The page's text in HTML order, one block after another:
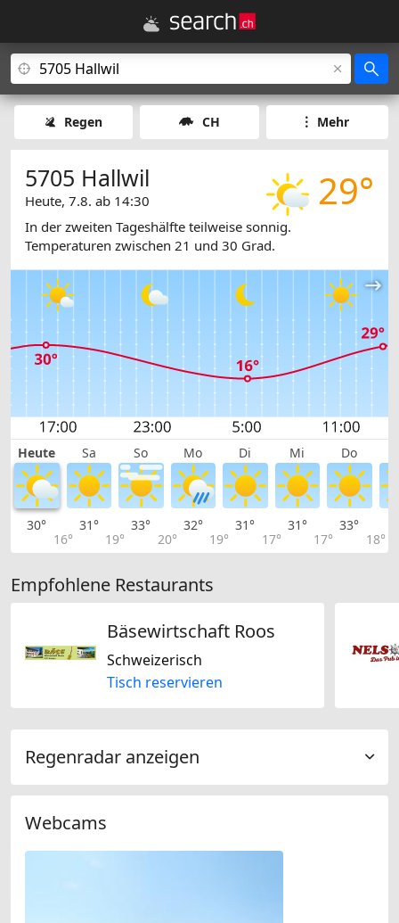
Regen CH Mehr
29°
5705 Hallwil
Heute, 7.8. ab 14:30
In der zweiten Tageshälfte teilweise sonnig.
Temperaturen zwischen 21 und 30 Grad.
Heute Sa So Mo Di Mi Do
30°
16°
31°
19°
33°
20°
32°
19°
31°
17°
31°
17°
33°
18°
Empfohlene Restaurants
Bäsewirtschaft Roos
Schweizerisch
Tisch reservieren
Regenradar anzeigen
Webcams